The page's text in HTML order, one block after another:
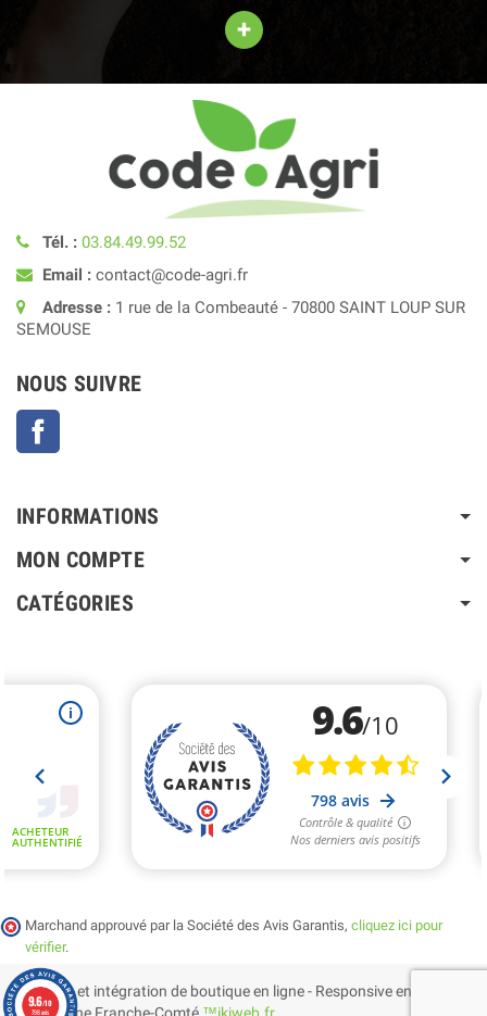
+
Tél. : 03.84.49.99.52
Email : contact@code-agri.fr
Adresse : 1 rue de la Combeauté - 70800 SAINT LOUP SUR
SEMOUSE
NOUS SUIVRE
INFORMATIONS
MON COMPTE
CATÉGORIES
Marchand approuvé par la Société des Avis Garantis, cliquez ici pour
vérifier.
Création et intégration de boutique en ligne - Responsive en
9.6/10
798 avis